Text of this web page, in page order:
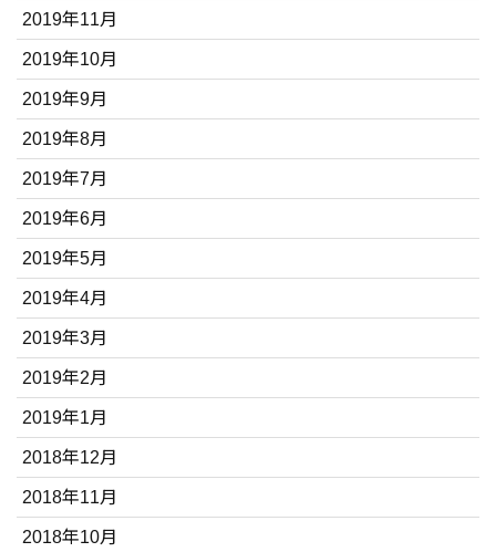
2019年11月
2019年10月
2019年9月
2019年8月
2019年7月
2019年6月
2019年5月
2019年4月
2019年3月
2019年2月
2019年1月
2018年12月
2018年11月
2018年10月